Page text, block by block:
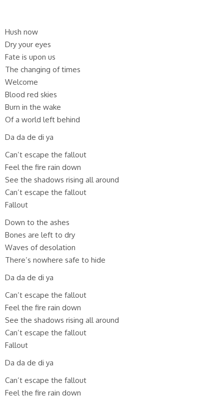
Hush now
Dry your eyes
Fate is upon us
The changing of times
Welcome
Blood red skies
Burn in the wake
Of a world left behind
Da da de di ya
Can’t escape the fallout
Feel the fire rain down
See the shadows rising all around
Can’t escape the fallout
Fallout
Down to the ashes
Bones are left to dry
Waves of desolation
There’s nowhere safe to hide
Da da de di ya
Can’t escape the fallout
Feel the fire rain down
See the shadows rising all around
Can’t escape the fallout
Fallout
Da da de di ya
Can’t escape the fallout
Feel the fire rain down